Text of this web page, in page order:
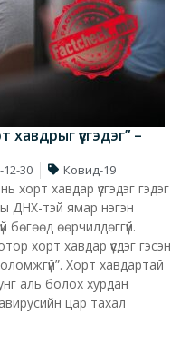
үүсгэдэг” –
12-30 Ковид-19
хавдар үүсгэдэг гэдэг
ДНХ-тэй ямар нэгэн
бөгөөд өөрчилдөггүй.
хорт хавдар үүсдэг гэсэн
Хорт хавдартай
аль болох хурдан
цар тахал